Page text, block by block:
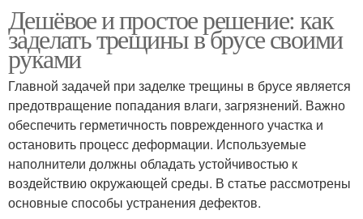
Дешёвое и простое решение: как
заделать трещины в брусе своими
руками
Главной задачей при заделке трещины в брусе является
предотвращение попадания влаги, загрязнений. Важно
обеспечить герметичность поврежденного участка и
остановить процесс деформации. Используемые
наполнители должны обладать устойчивостью к
воздействию окружающей среды. В статье рассмотрены
основные способы устранения дефектов.